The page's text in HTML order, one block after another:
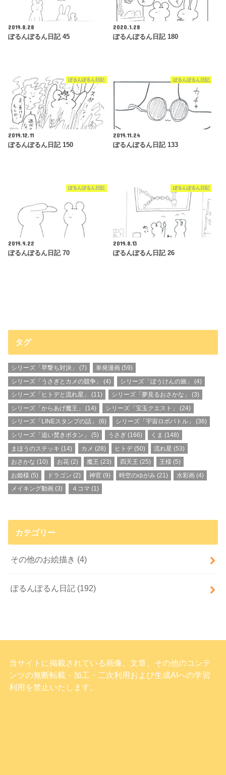
2019.8.28
ぽるんぽるん日記 45
2020.1.28
ぽるんぽるん日記 180
ぽるんぽるん日記
2019.12.11
ぽるんぽるん日記 150
ぽるんぽるん日記
2019.11.24
ぽるんぽるん日記 133
ぽるんぽるん日記
2019.9.22
ぽるんぽるん日記 70
ぽるんぽるん日記
2019.8.13
ぽるんぽるん日記 26
タグ
シリーズ「早撃ち対決」 (7) 単発漫画(59)
シリーズ「うさぎとカメの競争」
(4) シリーズ「ぼうけんの旅」
(4)
シリーズ「ヒトデと流れ星」
(11) シリーズ「夢見るおさかな」
(3)
シリーズ「からあげ魔王」
(14) シリーズ「宝玉クエスト」
(24)
シリーズ「LINEスタンプの話」
(6) シリーズ「宇宙ロボバトル」
(36)
シリーズ「追い焚きボタン」
(5) うさぎ (166) くま (148)
まほうのステッキ (14) カメ (28) ヒトデ(50) 流れ星 (53)
おさかな (10) お花(2) 魔王 (23) 四天王 (25) 王様 (5)
お姫様 (5) ドラゴン (2) 神官 (9) 時空のゆがみ (21) 水彩画 (4)
メイキング動画 (3) ４コマ (1)
カテゴリー
その他のお絵描き (4)
ぽるんぽるん日記 (192)
当サイトに掲載されている画像、文章、その他のコンテ
ンツの無断転載・加工・二次利用および生成AIへの学習
利用を禁止いたします。